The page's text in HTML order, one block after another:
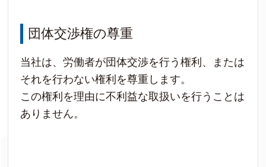
団体交渉権の尊重
当社は、労働者が団体交渉を行う権利、または
それを行わない権利を尊重します。
この権利を理由に不利益な取扱いを行うことは
ありません。